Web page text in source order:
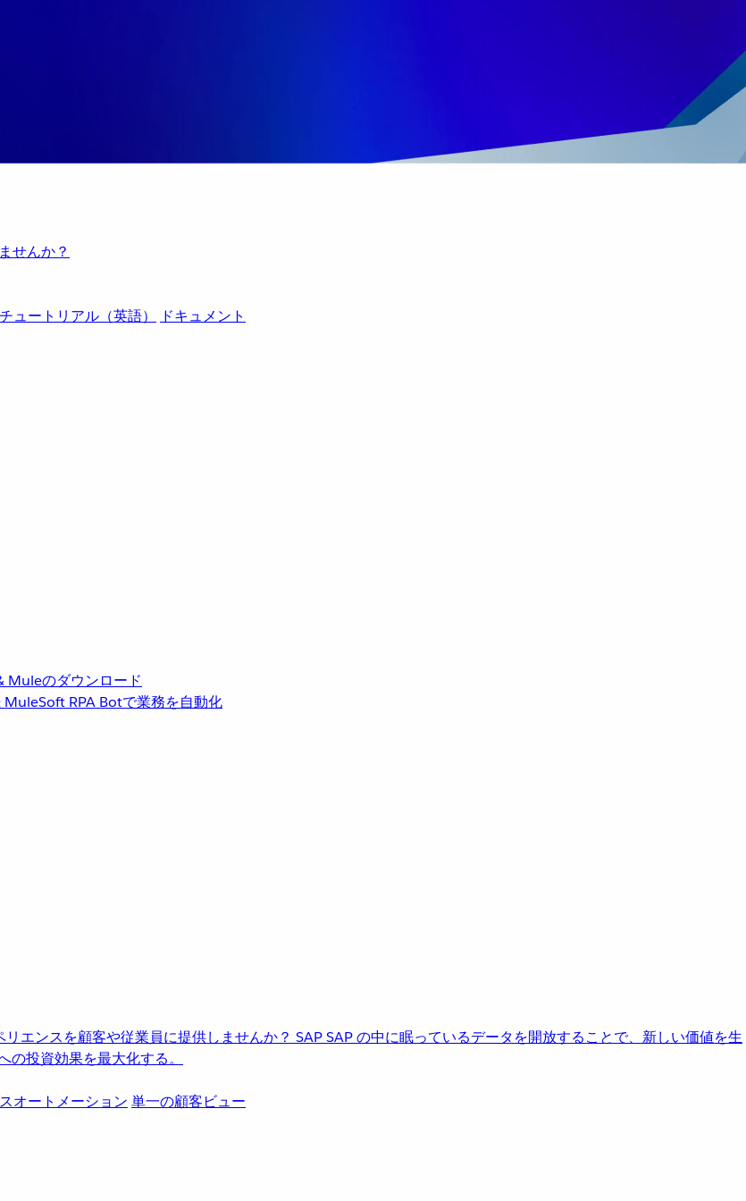
せんか？
チュートリアル（英語）
ドキュメント
Muleのダウンロード
MuleSoft RPA Botで業務を自動化
エンスを顧客や従業員に提供しませんか？ SAPSAP の中に眠っているデータを開放することで、新しい価値を生
投資効果を最大化する。
オートメーション 単一の顧客ビュー